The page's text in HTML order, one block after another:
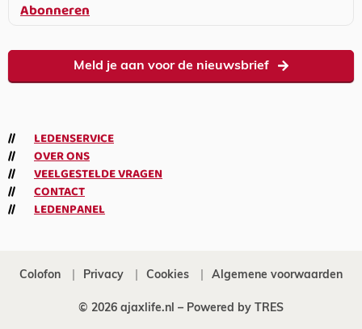
Abonneren
Meld je aan voor de nieuwsbrief
LEDENSERVICE
OVER ONS
VEELGESTELDE VRAGEN
CONTACT
LEDENPANEL
Colofon Privacy Cookies Algemene voorwaarden
© 2026 ajaxlife.nl – Powered by TRES